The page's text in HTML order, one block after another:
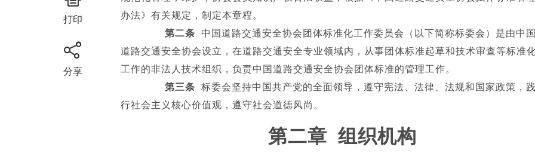
打印
分享
办法》有关规定，制定本章程。
第二条 中国道路交通安全协会团体标准化工作委员会（以下简称标委会）是由中
道路交通安全协会设立，在道路交通安全专业领域内，从事团体标准起草和技术审查等标准
工作的非法人技术组织，负责中国道路交通安全协会团体标准的管理工作。
第三条 标委会坚持中国共产党的全面领导，遵守宪法、法律、法规和国家政策，
行社会主义核心价值观，遵守社会道德风尚。
第二章 组织机构